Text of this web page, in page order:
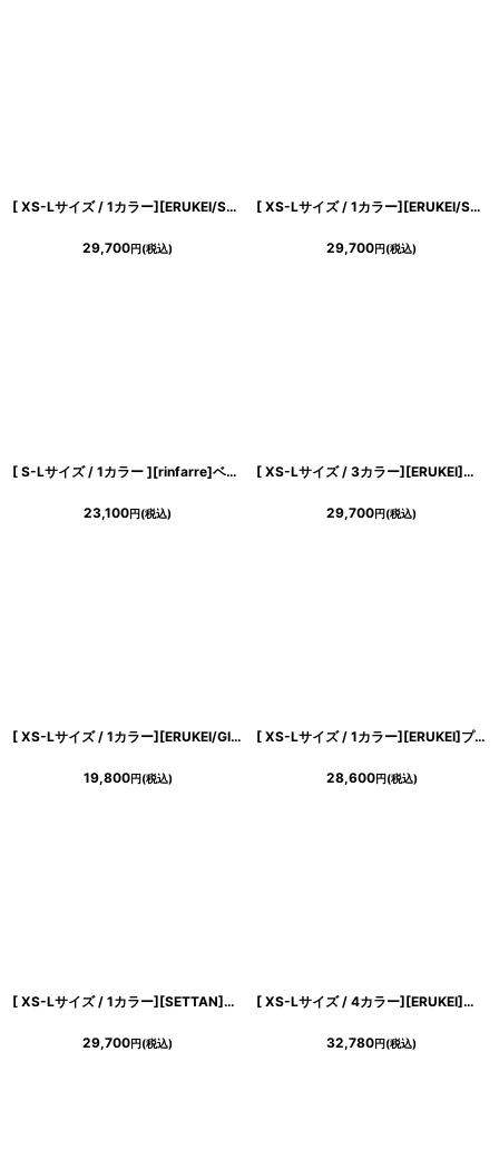
[ XS-Lサイズ / 1カラー][ERUKEI/SETTAN]フラワープリント・花柄レース・ハイウエスト・リボン・ノースリーブ・Vネック・Aライン・切替・ロングドレス[送料無料]
29,700円(税込)
[ XS-Lサイズ / 1カラー][ERUKEI/SETTAN]オーガンジー・花柄・プリント・スクエアネック・ノースリーブ・タック・フレア・Aライン・ロングドレス[送料無料]
29,700円(税込)
[ S-Lサイズ / 1カラー ][rinfarre]ベージュ・リボンショルダー・スクエアネック・フレア・Aライン・ミディアムドレス・ワンピース[黒木麗奈着用][送料無料]
23,100円(税込)
[ XS-Lサイズ / 3カラー][ERUKEI]金糸・プリント・オーガンジー・ボートネック・ノースリーブ・フレア・ロングドレス[薗田杏奈着用][送料無料]
29,700円(税込)
[ XS-Lサイズ / 1カラー][ERUKEI/GINZA COUTURE]バイカラー・オフショルダー・Vネック・フラワーコサージュ・パール・Aライン・ミニドレス・ワンピース[送料無料]
19,800円(税込)
[ XS-Lサイズ / 1カラー][ERUKEI]プリント・花柄・Vネック・ノースリーブ・ティアード・フリル・切替・Aライン・ミニドレス・ワンピース[送料無料]
28,600円(税込)
[ XS-Lサイズ / 1カラー][SETTAN]イエロー・ホルターネック・ブラックベルト・リボン・シフォン・マーメイドライン・ロングドレス[黒木麗奈着用][送料無料]
29,700円(税込)
[ XS-Lサイズ / 4カラー][ERUKEI]ジャガード・花柄・ラメ・Vネック・ハイウエスト・ノースリーブ・フレア・Aライン・ロングドレス[薗田杏奈着用][送料無料]
32,780円(税込)
エット。 夏の視線を独り占めする「夏の主役ラップロングドレス」